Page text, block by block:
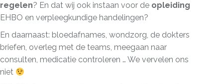
regelen? En dat wij ook instaan voor de opleiding
EHBO en verpleegkundige handelingen?
En daarnaast: bloedafnames, wondzorg, de dokters
briefen, overleg met de teams, meegaan naar
consulten, medicatie controleren … We vervelen ons
niet